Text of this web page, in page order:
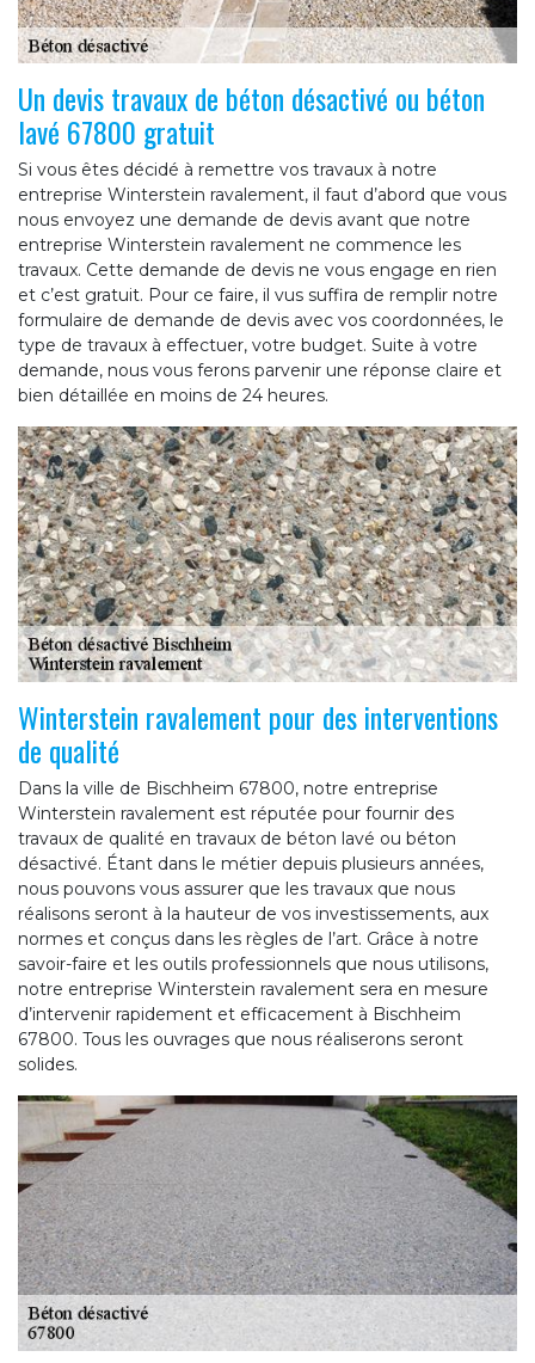
Un devis travaux de béton désactivé ou béton
lavé 67800 gratuit
Si vous êtes décidé à remettre vos travaux à notre
entreprise Winterstein ravalement, il faut d’abord que vous
nous envoyez une demande de devis avant que notre
entreprise Winterstein ravalement ne commence les
travaux. Cette demande de devis ne vous engage en rien
et c’est gratuit. Pour ce faire, il vus suffira de remplir notre
formulaire de demande de devis avec vos coordonnées, le
type de travaux à effectuer, votre budget. Suite à votre
demande, nous vous ferons parvenir une réponse claire et
bien détaillée en moins de 24 heures.
Winterstein ravalement pour des interventions
de qualité
Dans la ville de Bischheim 67800, notre entreprise
Winterstein ravalement est réputée pour fournir des
travaux de qualité en travaux de béton lavé ou béton
désactivé. Étant dans le métier depuis plusieurs années,
nous pouvons vous assurer que les travaux que nous
réalisons seront à la hauteur de vos investissements, aux
normes et conçus dans les règles de l’art. Grâce à notre
savoir-faire et les outils professionnels que nous utilisons,
notre entreprise Winterstein ravalement sera en mesure
d’intervenir rapidement et efficacement à Bischheim
67800. Tous les ouvrages que nous réaliserons seront
solides.